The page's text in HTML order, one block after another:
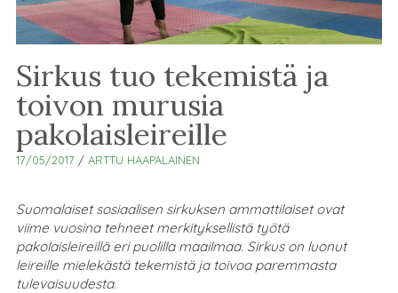
Sirkus tuo tekemistä ja
toivon murusia
pakolaisleireille
17/05/2017 / ARTTU HAAPALAINEN
Suomalaiset sosiaalisen sirkuksen ammattilaiset ovat
viime vuosina tehneet merkityksellistä työtä
pakolaisleireillä eri puolilla maailmaa. Sirkus on luonut
leireille mielekästä tekemistä ja toivoa paremmasta
tulevaisuudesta.